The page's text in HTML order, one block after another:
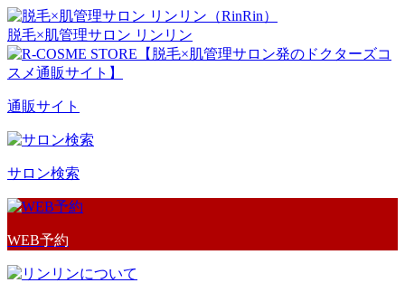
脱毛×肌管理サロン リンリン
通販サイト
サロン検索
WEB予約